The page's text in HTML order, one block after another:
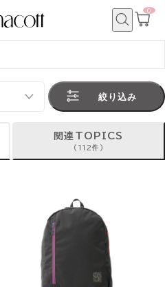
カ
0
絞り込み
関連TOPICS
(112件)